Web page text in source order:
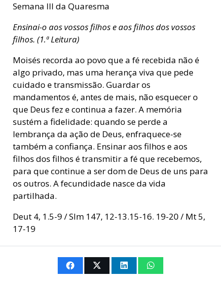
Semana III da Quaresma
Ensinai-o aos vossos filhos e aos filhos dos vossos
filhos. (1.ª Leitura)
Moisés recorda ao povo que a fé recebida não é
algo privado, mas uma herança viva que pede
cuidado e transmissão. Guardar os
mandamentos é, antes de mais, não esquecer o
que Deus fez e continua a fazer. A memória
sustém a fidelidade: quando se perde a
lembrança da ação de Deus, enfraquece-se
também a confiança. Ensinar aos filhos e aos
filhos dos filhos é transmitir a fé que recebemos,
para que continue a ser dom de Deus de uns para
os outros. A fecundidade nasce da vida
partilhada.
Deut 4, 1.5-9 / Slm 147, 12-13.15-16. 19-20 / Mt 5,
17-19